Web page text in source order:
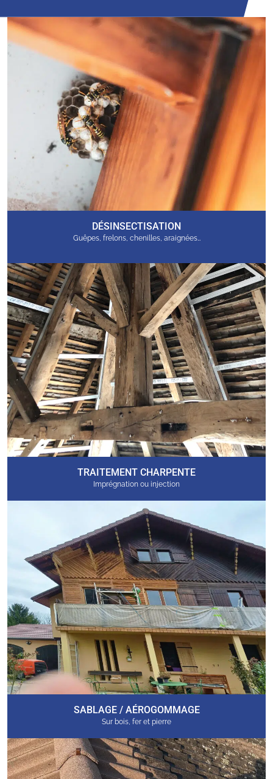
DÉSINSECTISATION
Guêpes, frelons, chenilles, araignées…
TRAITEMENT CHARPENTE
Imprégnation ou injection
SABLAGE / AÉROGOMMAGE
Sur bois, fer et pierre